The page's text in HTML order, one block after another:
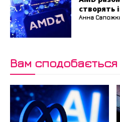
створять
Анна
Вам сподобається